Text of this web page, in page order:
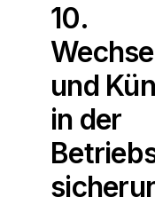
10.
und
in der